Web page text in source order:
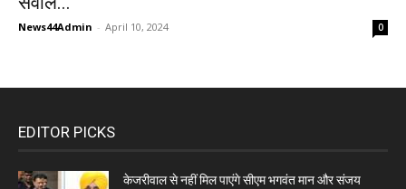
News44Admin - April 10, 2024 0
EDITOR PICKS
केजरीवाल से नहीं मिल पाएंगे सीएम भगवंत मान और संजय